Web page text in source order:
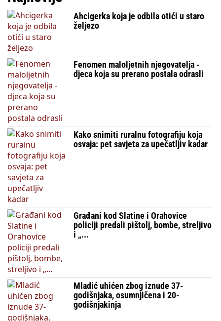
Ahcigerka koja je odbila otići u staro
željezo
Fenomen maloljetnih njegovatelja -
djeca koja su prerano postala odrasli
Kako snimiti ruralnu fotografiju koja
osvaja: pet savjeta za upečatljiv kadar
Građani kod Slatine i Orahovice
policiji predali pištolj, bombe, streljivo
i „...
Mladić uhićen zbog iznude 37-
godišnjaka, osumnjičena i 20-
godišnjakinja